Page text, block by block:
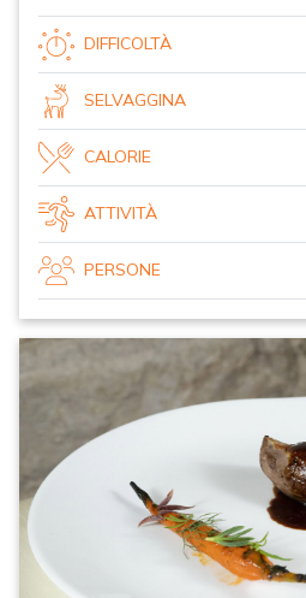
DIFFICOLTÀ
SELVAGGINA
CALORIE
ATTIVITÀ
PERSONE